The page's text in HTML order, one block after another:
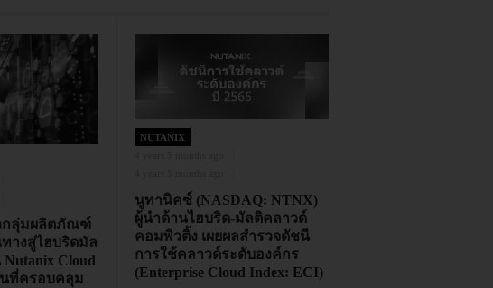
กลุ่มผลิตภัณฑ์
างสู่ไฮบริดมัล
Cloud
ที่ครอบคลุม
NUTANIX
นูทานิคซ์ (NASDAQ: NTNX)
ผู้นำด้านไฮบริด-มัลติคลาวด์
คอมพิวติ้ง เผยผลสำรวจดัชนี
การใช้คลาวด์ระดับองค์กร
(Enterprise Cloud Index: ECI)